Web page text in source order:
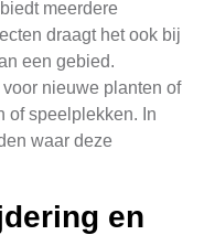
meerdere
draagt het ook bij
een gebied.
nieuwe planten of
of speelplekken. In
waar deze
en